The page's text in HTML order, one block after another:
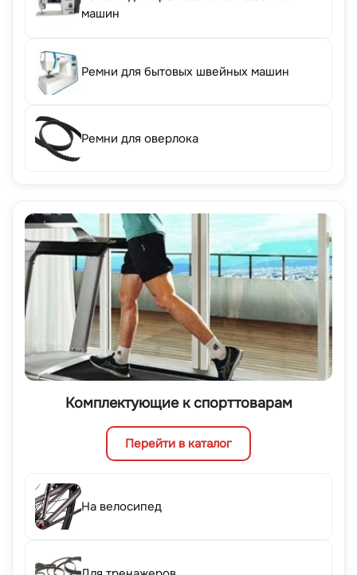
машин
Ремни для бытовых швейных машин
Ремни для оверлока
Комплектующие к спорттоварам
Перейти в каталог
На велосипед